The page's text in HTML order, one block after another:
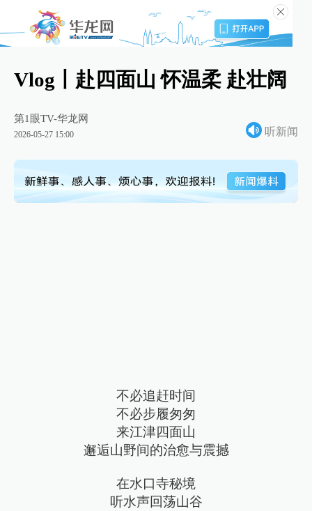
Vlog丨赴四面山 怀温柔 赴壮阔
第1眼TV-华龙网
2026-05-27 15:00 听新闻
不必追赶时间
不必步履匆匆
来江津四面山
邂逅山野间的治愈与震撼
在水口寺秘境
听水声回荡山谷